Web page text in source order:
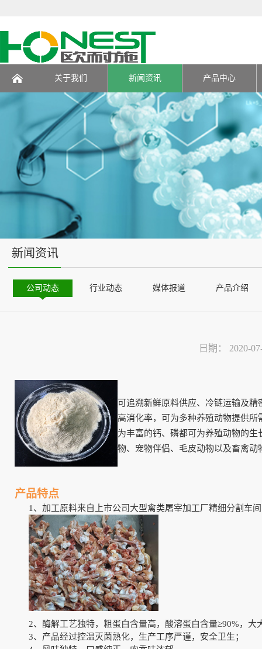
关于我们 新闻资讯 产品中心
新闻资讯
公司动态 行业动态 媒体报道 产品介绍
日期： 2020-
可追溯新鲜原料供应、冷链运输及
高消化率，可为多种养殖动物提供
为丰富的钙、磷都可为养殖动物的
物、宠物伴侣、毛皮动物以及畜禽动
产品特点
1、 加工原料来自上市公司大型禽类屠宰加工厂精细分割车
2、 酶解工艺独特，粗蛋白含量高，酸溶蛋白含量≥90%，大
3、 产品经过控温灭菌熟化，生产工序严谨，安全卫生；